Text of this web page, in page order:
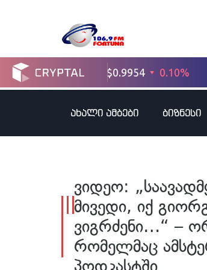
ახალი ამბები ბიზნესი
ვიდეო:
მივედი, იქ
ვიგრძენი…“ –
რომელმაც